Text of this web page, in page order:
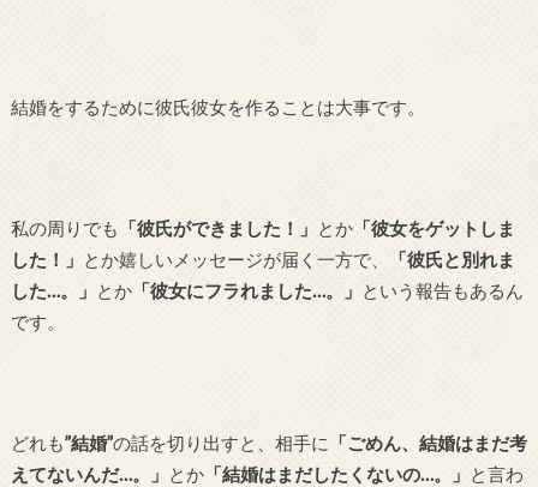
結婚をするために彼氏彼女を作ることは大事です。
私の周りでも 「彼氏ができました！」 とか「彼女をゲットしま
した！」 とか嬉しいメッセージが届く一方で、
「彼氏と別れま
した…。」 とか「彼女にフラれました…。」 という報告もあるん
です。
どれも”結婚”の話を切り出すと、相手に
「ごめん、結婚はまだ考
えてないんだ…。」 とか「結婚はまだしたくないの…。」 と言わ